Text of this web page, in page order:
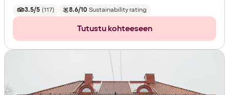
3.5/5 (117) 8.6/10 Sustainability rating
Tutustu kohteeseen